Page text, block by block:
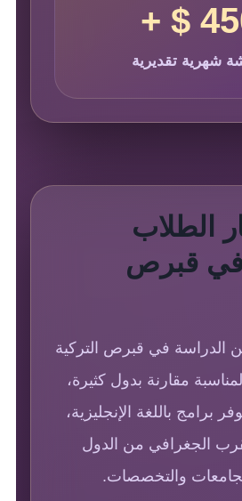
450
شهرية تقديرية
الطلاب
في قبرص
الدراسة في قبرص التركية
مقارنة بدول كثيرة،
برامج باللغة الإنجليزية،
القرب الجغرافي من الدول
الجامعات والتخصصات.